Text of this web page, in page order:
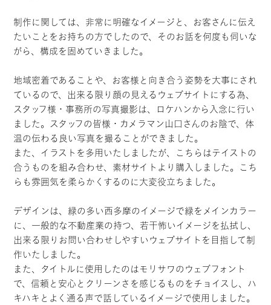
制作に関しては、非常に明確なイメージと、お客さんに伝え
たいことをお持ちの方でしたので、そのお話を何度も伺いな
がら、構成を固めていきました。
地域密着であることや、お客様と向き合う姿勢を大事にされ
ているので、出来る限り顔の見えるウェブサイトにする為、
スタッフ様・事務所の写真撮影は、ロケハンから入念に行い
ました。スタッフの皆様・カメラマン山口さんのお陰で、体
温の伝わる良い写真を撮ることができました。
また、イラストを多用いたしましたが、こちらはテイストの
合うものを組み合わせ、素材サイトより購入しました。こち
らも雰囲気を柔らかくするのに大変役立ちました。
デザインは、緑の多い西多摩のイメージで緑をメインカラー
に、一般的な不動産業の持つ、若干怖いイメージを払拭し、
出来る限りお問い合わせしやすいウェブサイトを目指して制
作いたしました。
また、タイトルに使用したのはモリサワのウェブフォント
で、信頼と安心とクリーンさを感じるものをチョイスし、ハ
キハキとよく通る声で話しているイメージで使用しました。